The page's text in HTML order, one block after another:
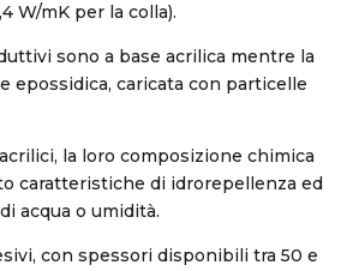
W/mK per la colla).
sono a base acrilica mentre la
epossidica, caricata con particelle
la loro composizione chimica
caratteristiche di idrorepellenza ed
acqua o umidità.
con spessori disponibili tra 50 e